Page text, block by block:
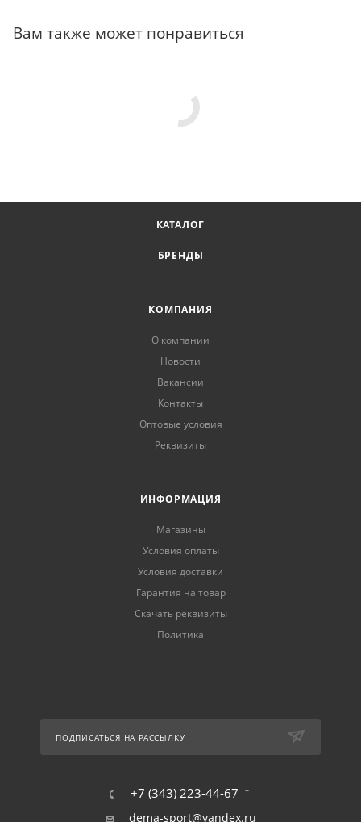
Вам также может понравиться
КАТАЛОГ
БРЕНДЫ
КОМПАНИЯ
О компании
Новости
Вакансии
Контакты
Оптовые условия
Реквизиты
ИНФОРМАЦИЯ
Магазины
Условия оплаты
Условия доставки
Гарантия на товар
Скачать реквизиты
Политика
ПОДПИСАТЬСЯ НА РАССЫЛКУ
+7 (343) 223-44-67
dema-sport@yandex.ru